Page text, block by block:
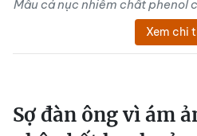
Mẫu cá nục nhiễm chất phenol
Xem chi
Sợ đàn ông vì ám